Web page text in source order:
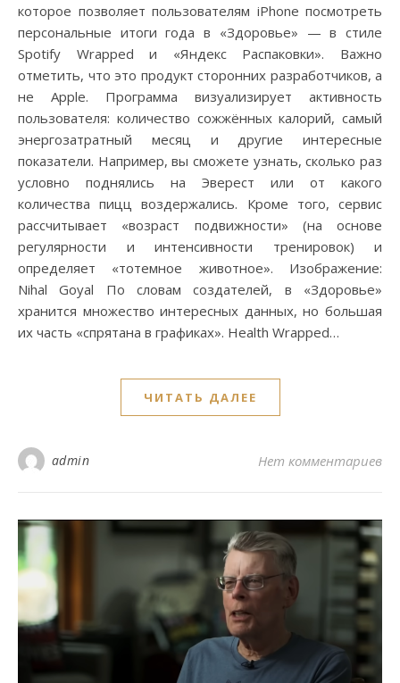
которое позволяет пользователям iPhone посмотреть
персональные итоги года в «Здоровье» — в стиле
Spotify Wrapped и «Яндекс Распаковки». Важно
отметить, что это продукт сторонних разработчиков, а
не Apple. Программа визуализирует активность
пользователя: количество сожжённых калорий, самый
энергозатратный месяц и другие интересные
показатели. Например, вы сможете узнать, сколько раз
условно поднялись на Эверест или от какого
количества пицц воздержались. Кроме того, сервис
рассчитывает «возраст подвижности» (на основе
регулярности и интенсивности тренировок) и
определяет «тотемное животное». Изображение:
Nihal Goyal По словам создателей, в «Здоровье»
хранится множество интересных данных, но большая
их часть «спрятана в графиках». Health Wrapped…
ЧИТАТЬ ДАЛЕЕ
admin Нет комментариев